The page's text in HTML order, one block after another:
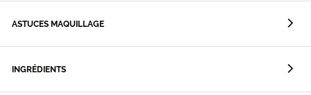
ASTUCES MAQUILLAGE
INGRÉDIENTS